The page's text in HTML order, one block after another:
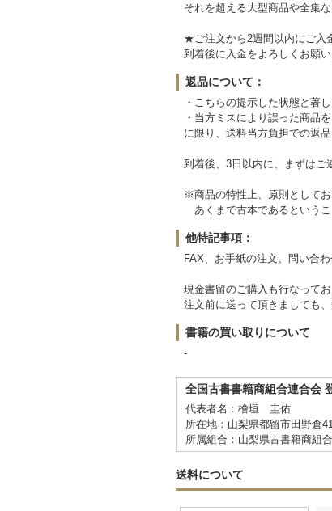
それを超える大型商品や全集
★ご注文から2週間以内にご入
到着後に入金をよろしくお願い
返品について：
・こちらの提示した状態と著
・当方ミスにより誤った商品
に限り、送料当方負担での返
到着後、3日以内に、まずはご
※商品の特性上、原則として
あくまで古本であるという
他特記事項：
FAX、お手紙の注文、問い合
現金書留のご購入も行なってお
注文前に送って頂きましても、
書籍の買い取りについて
-
全国古書書籍商組合連合会
代表者名：檜垣 圭佑
所在地：山梨県都留市田野倉
所属組合：山梨県古書籍商組合
送料について